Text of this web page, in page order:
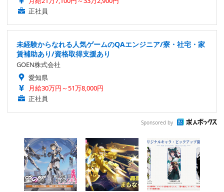
正社員
未経験からなれる人気ゲームのQAエンジニア/寮・社宅・家
賃補助あり/資格取得支援あり
GOEN株式会社
愛知県
月給30万円～51万8,000円
正社員
Sponsored by